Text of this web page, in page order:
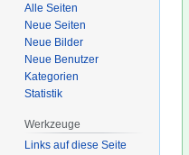
Alle Seiten
Neue Seiten
Neue Bilder
Neue Benutzer
Kategorien
Statistik
Werkzeuge
Links auf diese Seite